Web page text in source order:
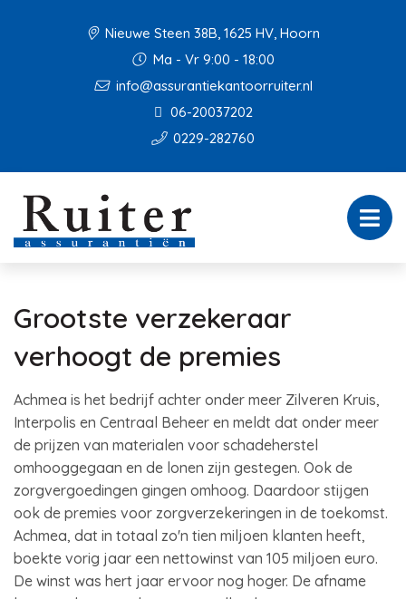
Nieuwe Steen 38B, 1625 HV, Hoorn
Ma - Vr 9:00 - 18:00
info@assurantiekantoorruiter.nl
06-20037202
0229-282760
Grootste verzekeraar
verhoogt de premies
Achmea is het bedrijf achter onder meer Zilveren Kruis,
Interpolis en Centraal Beheer en meldt dat onder meer
de prijzen van materialen voor schadeherstel
omhooggegaan en de lonen zijn gestegen. Ook de
zorgvergoedingen gingen omhoog. Daardoor stijgen
ook de premies voor zorgverzekeringen in de toekomst.
Achmea, dat in totaal zo'n tien miljoen klanten heeft,
boekte vorig jaar een nettowinst van 105 miljoen euro.
De winst was hert jaar ervoor nog hoger. De afname